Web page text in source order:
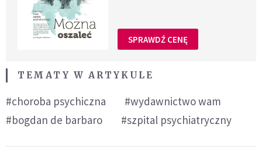
SPRAWDŹ CENĘ
TEMATY W ARTYKULE
#choroba psychiczna
#wydawnictwo wam
#bogdan de barbaro
#szpital psychiatryczny